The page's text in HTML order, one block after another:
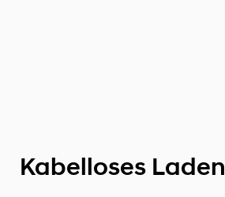
Kabelloses Laden